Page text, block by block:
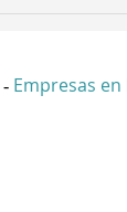
- Empresas en